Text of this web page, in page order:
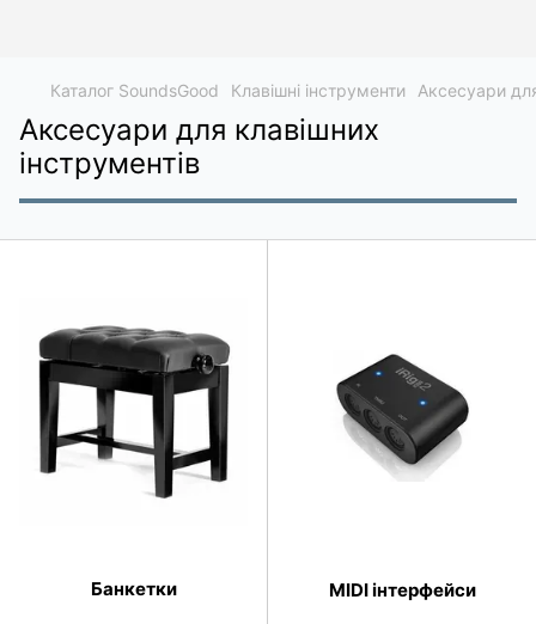
Каталог SoundsGood Клавішні інструменти Аксесуари
Аксесуари для клавішних
інструментів
Банкетки MIDI інтерфейси